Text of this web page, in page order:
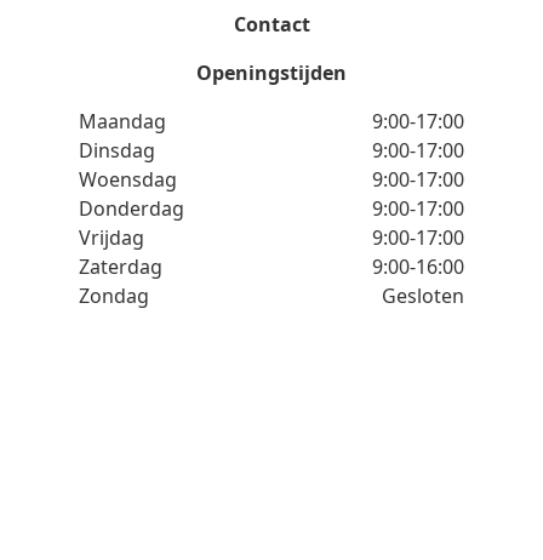
Contact
Openingstijden
Maandag
9:00-17:00
Dinsdag
9:00-17:00
Woensdag
9:00-17:00
Donderdag
9:00-17:00
Vrijdag
9:00-17:00
Zaterdag
9:00-16:00
Zondag
Gesloten